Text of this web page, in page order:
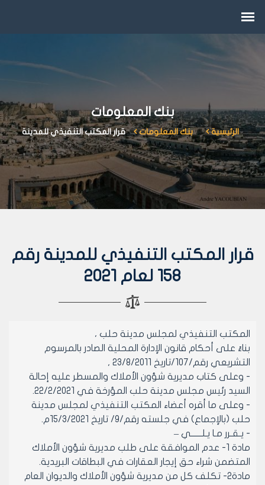
بنك المعلومات
الرئيسية بنك المعلومات قرار المكتب التنفيذي للمدينة
قرار المكتب التنفيذي للمدينة رقم
158 لعام 2021
المكتب التنفيذي لمجلس مدينة حلب ،
بناءً على أحكام قانون الإدارة المحلية الصادر بالمرسوم
التشريعي رقم/107/تاريخ 23/8/2011 ,
- وعلى كتاب مديرية شؤون الأملاك والمسطر عليه إحالة
السيد رئيس مجلس مدينة حلب المؤرخة في 22/2/2021.
- وعلى ما أقره أعضاء المكتب التنفيذي لمجلس مدينة
حلب (بالإجماع) في جلسته رقم/9/ تاريخ 15/3/2021م.
- يـقـرر مـا يـلــــــي –
مادة 1- عدم الموافقة على طلب مديرية شؤون الأملاك
المتضمن شراء حق إيجار العقارات في البطاقات البريدية.
مادة2- تكلف كل من مديرية شؤون الأملاك والديوان العام